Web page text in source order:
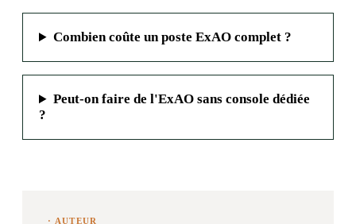
Combien coûte un poste ExAO complet ?
Peut-on faire de l'ExAO sans console dédiée
?
· AUTEUR